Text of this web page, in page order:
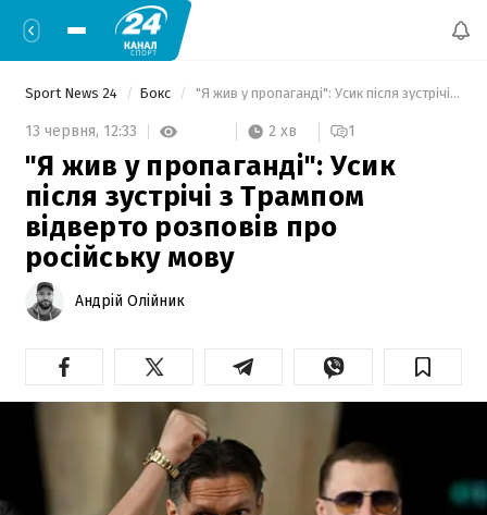
Sport News 24 Бокс "Я жив у пропаганді": Усик після зустрічі з Трампом відверто розповів про російську мову
13 червня, 12:33 2 хв 1
"Я жив у пропаганді": Усик
після зустрічі з Трампом
відверто розповів про
російську мову
Андрій Олійник